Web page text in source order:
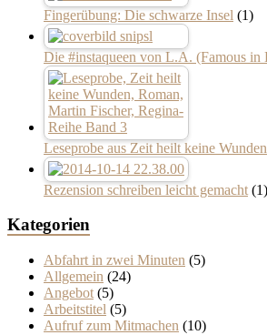
Fingerübung: Die schwarze Insel (1)
Die #instaqueen von L.A. (Famous
Leseprobe aus Zeit heilt keine Wunden
Rezension schreiben leicht gemacht (1)
Kategorien
Abfahrt in zwei Minuten (5)
Allgemein (24)
Angebot (5)
Arbeitstitel (5)
Aufruf zum Mitmachen (10)